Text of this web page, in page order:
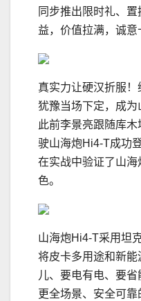
同步推出限时礼、
益，价值拉满，诚意
真实力让硬汉折服
犹豫当场下定，成为
此前李景亮跟随库
驶山海炮Hi4-T成功
在实战中验证了山海
色。
山海炮Hi4-T采用坦
将皮卡多用途和新
儿、要电有电、要省
更全场景、安全可